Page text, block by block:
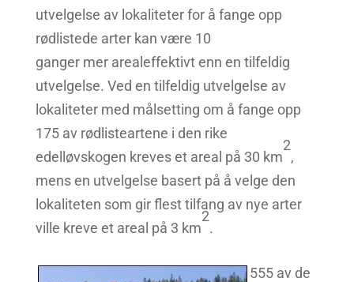
utvelgelse av lokaliteter for å fange opp
rødlistede arter kan være 10
ganger mer arealeffektivt enn en tilfeldig
utvelgelse. Ved en tilfeldig utvelgelse av
lokaliteter med målsetting om å fange opp
175 av rødlisteartene i den rike
edelløvskogen kreves et areal på 30 km
2
,
mens en utvelgelse basert på å velge den
lokaliteten som gir flest tilfang av nye arter
ville kreve et areal på 3 km
2
.
555 av de